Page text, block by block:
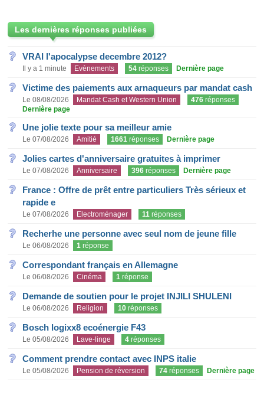
Les dernières réponses publiées
VRAI l'apocalypse decembre 2012?
Il y a 1 minute Evènements 54 réponses Dernière page
Victime des paiements aux arnaqueurs par mandat cash
Le 08/08/2026 Mandat Cash et Western Union 476 réponses
Dernière page
Une jolie texte pour sa meilleur amie
Le 07/08/2026 Amitié 1661 réponses Dernière page
Jolies cartes d'anniversaire gratuites à imprimer
Le 07/08/2026 Anniversaire 396 réponses Dernière page
France : Offre de prêt entre particuliers Très sérieux et
rapide e
Le 07/08/2026 Electroménager 11 réponses
Recherhe une personne avec seul nom de jeune fille
Le 06/08/2026 1 réponse
Correspondant français en Allemagne
Le 06/08/2026 Cinéma 1 réponse
Demande de soutien pour le projet INJILI SHULENI
Le 06/08/2026 Religion 10 réponses
Bosch logixx8 ecoénergie F43
Le 05/08/2026 Lave-linge 4 réponses
Comment prendre contact avec INPS italie
Le 05/08/2026 Pension de réversion 74 réponses Dernière page